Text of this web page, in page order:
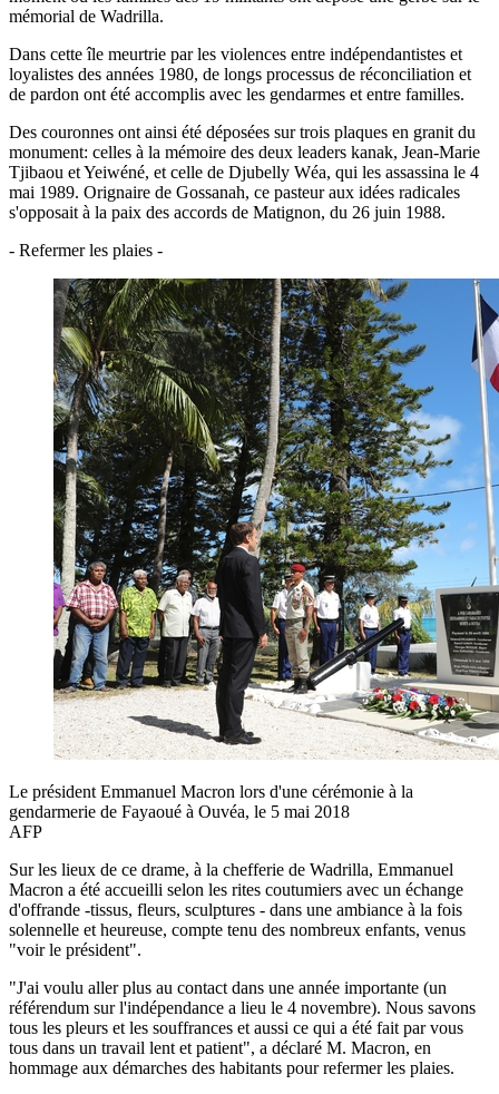
mémorial de Wadrilla.
Dans cette île meurtrie par les violences entre indépendantistes et
loyalistes des années 1980, de longs processus de réconciliation et
de pardon ont été accomplis avec les gendarmes et entre familles.
Des couronnes ont ainsi été déposées sur trois plaques en granit du
monument: celles à la mémoire des deux leaders kanak, Jean-Marie
Tjibaou et Yeiwéné, et celle de Djubelly Wéa, qui les assassina le 4
mai 1989. Orignaire de Gossanah, ce pasteur aux idées radicales
s'opposait à la paix des accords de Matignon, du 26 juin 1988.
- Refermer les plaies -
Le président Emmanuel Macron lors d'une cérémonie à la
gendarmerie de Fayaoué à Ouvéa, le 5 mai 2018
AFP
Sur les lieux de ce drame, à la chefferie de Wadrilla, Emmanuel
Macron a été accueilli selon les rites coutumiers avec un échange
d'offrande -tissus, fleurs, sculptures - dans une ambiance à la fois
solennelle et heureuse, compte tenu des nombreux enfants, venus
"voir le président".
"J'ai voulu aller plus au contact dans une année importante (un
référendum sur l'indépendance a lieu le 4 novembre). Nous savons
tous les pleurs et les souffrances et aussi ce qui a été fait par vous
tous dans un travail lent et patient", a déclaré M. Macron, en
hommage aux démarches des habitants pour refermer les plaies.